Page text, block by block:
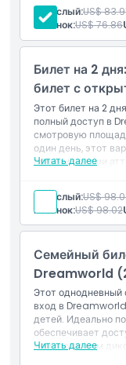
Основные моменты
Включено
Политика в
Исключения
Часы работы
Вещи, которые
Местоположение
аттракционы для
американские
Включено
Билет на 1
Взрослый:US$
Ребенок:US$ 76.86
Билет на 2
билет с
Этот билет на 2
полный доступ в
смотровую
один день, этот
полными днями
панорамными
подходит для
парке и SkyPoint
Читать далее
Включено
Кост
Билет общего
площадку
Действителен
дней
Взрослый:US$
Ребенок:US$ 98.02
Семейный
Dreamworld
Этот однодневный
вход в
детей. Идеально
обеспечивает
и экспозициям
Читать далее